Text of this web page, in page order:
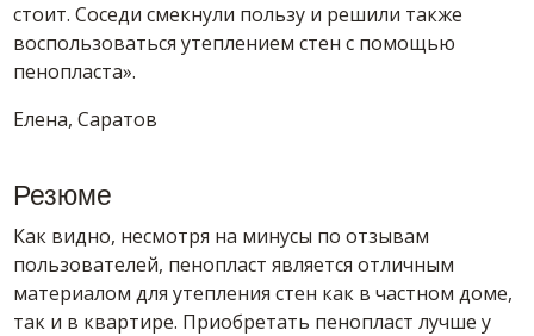
стоит. Соседи смекнули пользу и решили также
воспользоваться утеплением стен с помощью
пенопласта».
Елена, Саратов
Резюме
Как видно, несмотря на минусы по отзывам
пользователей, пенопласт является отличным
материалом для утепления стен как в частном доме,
так и в квартире. Приобретать пенопласт лучше у